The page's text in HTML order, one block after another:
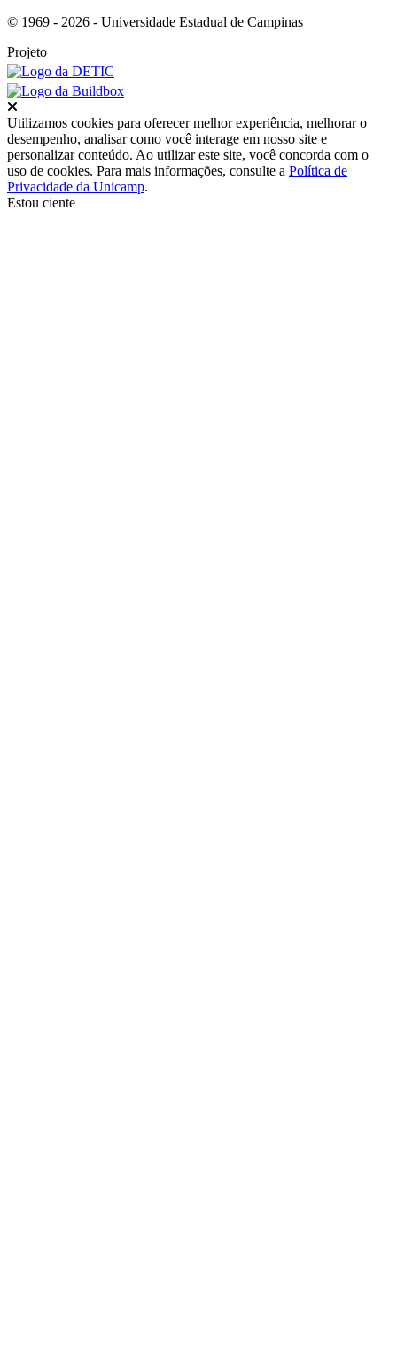
© 1969 - 2026 - Universidade Estadual de Campinas
Projeto
Utilizamos cookies para oferecer melhor experiência, melhorar o
desempenho, analisar como você interage em nosso site e
personalizar conteúdo. Ao utilizar este site, você concorda com o
uso de cookies. Para mais informações, consulte a Política de
Privacidade da Unicamp.
Estou ciente